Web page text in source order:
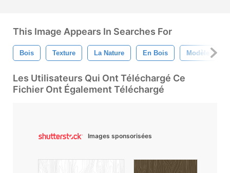
This Image Appears In Searches For
Bois Texture La Nature En Bois Modèle
Les Utilisateurs Qui Ont Téléchargé Ce
Fichier Ont Également Téléchargé
Images sponsorisées